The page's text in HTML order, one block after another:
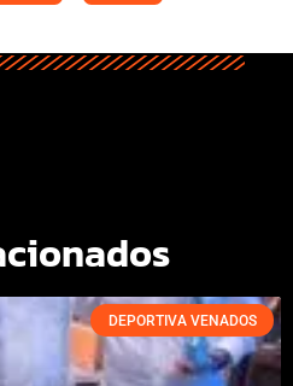
DEPORTIVA VENADOS